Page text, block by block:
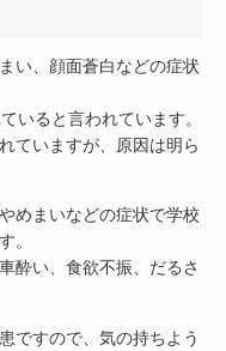
い、顔面蒼白などの症状
いると言われています。
ていますが、原因は明ら
めまいなどの症状で学校
。
酔い、食欲不振、だるさ
ですので、気の持ちよう